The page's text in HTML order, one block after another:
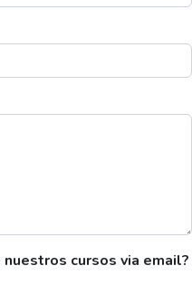
cursos via email?